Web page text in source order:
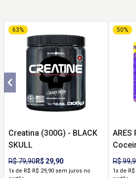
Creatina (300G) - BLACK
SKULL
R$ 79,90R$ 29,90
63%
1x de R$ R$ 29,90 sem juros no
ARES
sem
R$
50%
1x de